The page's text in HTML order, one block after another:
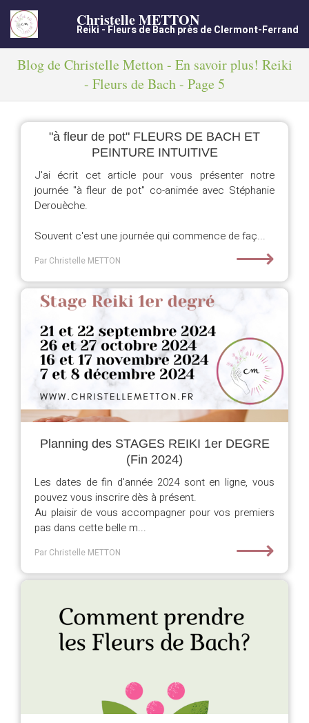
Christelle METTON
Reiki - Fleurs de Bach près de Clermont-Ferrand
Blog de Christelle Metton - En savoir plus! Reiki
- Fleurs de Bach - Page 5
"à fleur de pot" FLEURS DE BACH ET
PEINTURE INTUITIVE
J'ai écrit cet article pour vous présenter notre
journée "à fleur de pot" co-animée avec Stéphanie
Derouèche.
Souvent c'est une journée qui commence de faç...
Par Christelle METTON ⟶
Planning des STAGES REIKI 1er DEGRE
(Fin 2024)
Les dates de fin d'année 2024 sont en ligne, vous
pouvez vous inscrire dès à présent.
Au plaisir de vous accompagner pour vos premiers
pas dans cette belle m...
Par Christelle METTON ⟶